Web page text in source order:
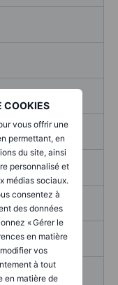
COOKIES
vous offrir une
permettant, en
du site, ainsi
personnalisé et
médias sociaux.
consentez à
des données
« Gérer le
en matière
vos
à tout
en matière de